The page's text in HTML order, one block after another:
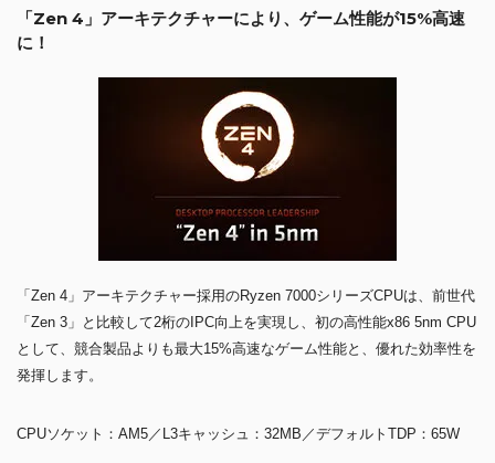
「Zen 4」アーキテクチャーにより、ゲーム性能が15%高速
に！
「Zen 4」アーキテクチャー採用のRyzen 7000シリーズCPUは、前世代
「Zen 3」と比較して2桁のIPC向上を実現し、初の高性能x86 5nm CPU
として、競合製品よりも最大15%高速なゲーム性能と、優れた効率性を
発揮します。
CPUソケット：AM5／L3キャッシュ：32MB／デフォルトTDP：65W